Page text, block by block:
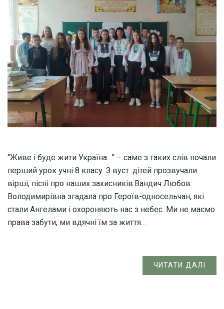
“Живе і буде жити Україна…” – саме з таких слів почали
перший урок учні 8 класу. З вуст .дітей прозвучали
вірші, пісні про наших захисників.Вандич Любов
Володимирівна згадала про Героїв-односельчан, які
стали Ангелами і охороняють нас з небес. Ми не маємо
права забути, ми вдячні їм за життя…
ЧИТАТИ ДАЛІ